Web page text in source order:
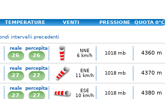
TEMPERATURE VENTI PRESSIONE QUOTA 0°C
intervalli precedenti
reale
26
percepita
26
NNE
6 km/h
1018 mb 4360 m
reale
27
percepita
27
ENE
11 km/h
1018 mb 4370 m
reale
27
percepita
27
ESE
10 km/h
1018 mb 4380 m